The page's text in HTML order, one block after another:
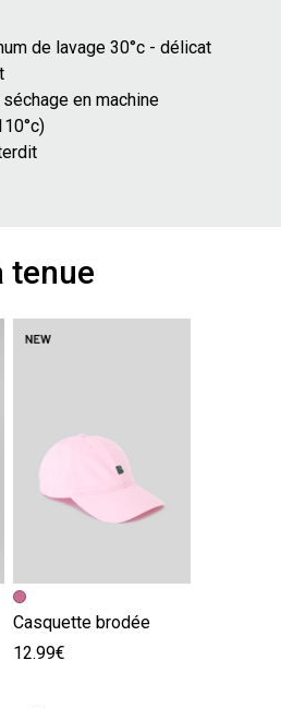
de lavage 30°c - délicat
en machine
tenue
Casquette brodée
12.99€